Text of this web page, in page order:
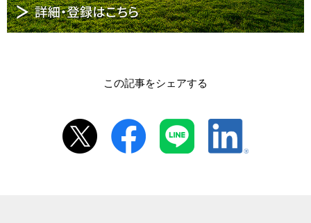
この記事をシェアする